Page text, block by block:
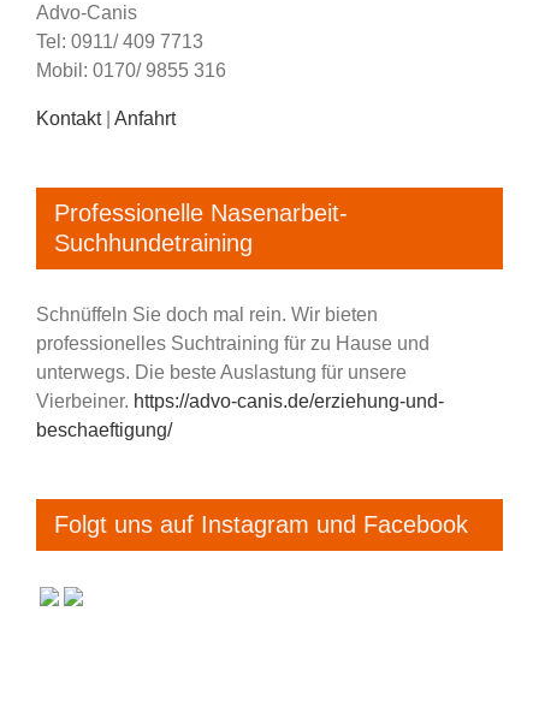
Advo-Canis
Tel: 0911/ 409 7713
Mobil: 0170/ 9855 316
Kontakt| Anfahrt
Professionelle Nasenarbeit-
Suchhundetraining
Schnüffeln Sie doch mal rein. Wir bieten
professionelles Suchtraining für zu Hause und
unterwegs. Die beste Auslastung für unsere
Vierbeiner. https://advo-canis.de/erziehung-und-
beschaeftigung/
Folgt uns auf Instagram und Facebook